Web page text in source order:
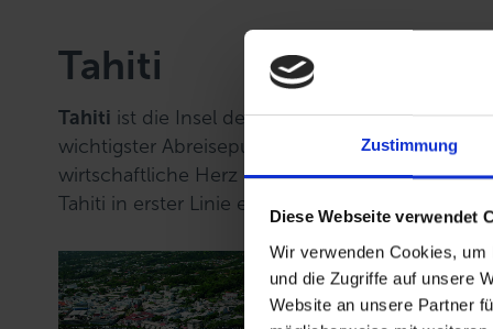
Zustimmung
Diese Webseite verwendet
Wir verwenden Cookies,
und die Zugriffe auf unsere
Website an unsere Partner
Tahiti
Tahiti ist die Insel des Lichts, das Tor zum
wichtigster Abreisepunkt. Darüber hinaus ist
wirtschaftliche Herz der Region, mit Industrie
Tahiti in erster Linie eine Insel mit sehr